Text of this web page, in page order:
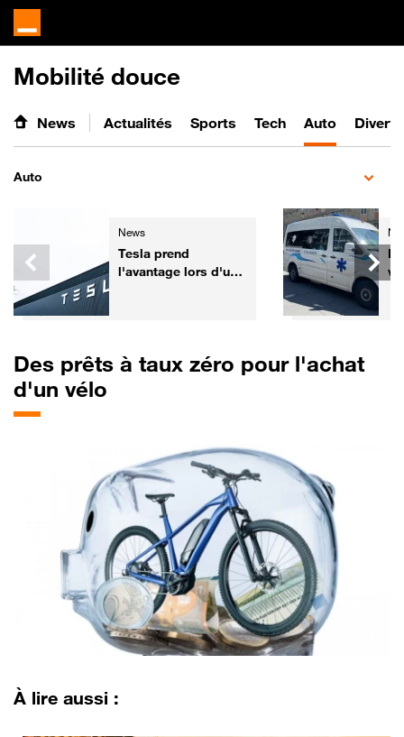
Mobilité douce
News Actualités Sports Tech Auto
Auto
News
Tesla prend
l'avantage lors d'un
Des prêts à taux zéro pour l'achat
d'un vélo
À lire aussi :